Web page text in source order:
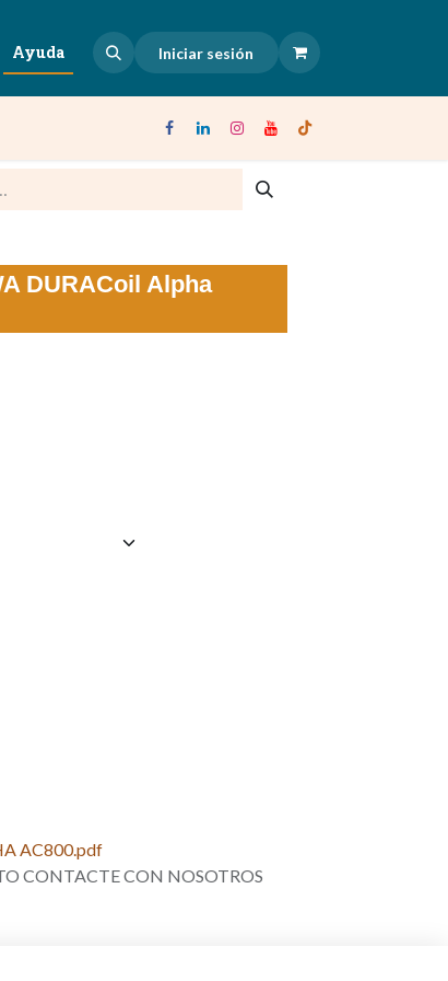
Ayuda Iniciar sesión
DURACoil Alpha
AC800.pdf
CONTACTE CON NOSOTROS